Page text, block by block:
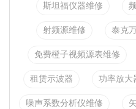
斯坦福仪器维修
射频源维修 泰克
免费橙子视频源表维修
租赁示波器 功率放大
噪声系数分析仪维修